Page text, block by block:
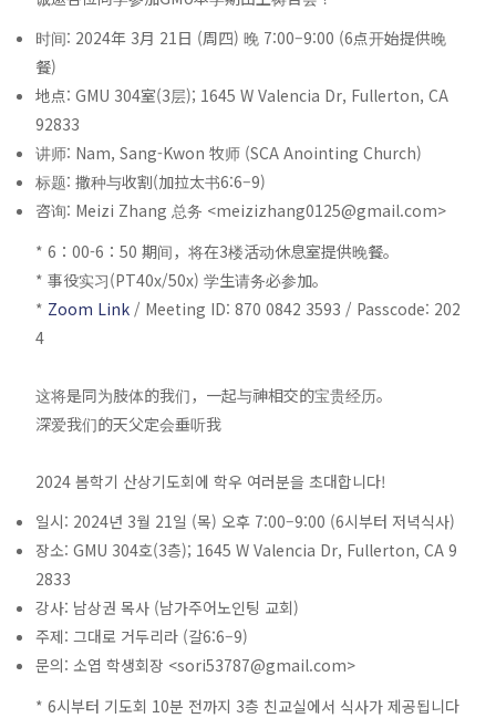
时间: 2024年 3月 21日 (周四) 晚 7:00–9:00 (6点开始提供晚
餐)
地点: GMU 304室(3层); 1645 W Valencia Dr, Fullerton, CA
92833
讲师: Nam, Sang-Kwon 牧师 (SCA Anointing Church)
标题: 撒种与收割(加拉太书6:6–9)
咨询: Meizi Zhang 总务 <meizizhang0125@gmail.com>
* 6：00-6：50 期间，将在3楼活动休息室提供晚餐。
* 事役实习(PT40x/50x) 学生请务必参加。
* Zoom Link/ Meeting ID: 870 0842 3593 / Passcode: 202
4
这将是同为肢体的我们，一起与神相交的宝贵经历。
深爱我们的天父定会垂听我
2024 봄학기 산상기도회에 학우 여러분을 초대합니다!
일시: 2024년 3월 21일 (목) 오후 7:00–9:00 (6시부터 저녁식사)
장소: GMU 304호(3층); 1645 W Valencia Dr, Fullerton, CA 9
2833
강사: 남상권 목사 (남가주어노인팅 교회)
주제: 그대로 거두리라 (갈6:6–9)
문의: 소엽 학생회장 <sori53787@gmail.com>
* 6시부터 기도회 10분 전까지 3층 친교실에서 식사가 제공됩니다